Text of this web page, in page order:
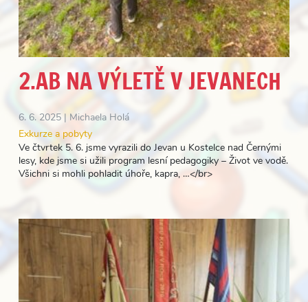
2.AB NA VÝLETĚ V JEVANECH
6. 6. 2025 | Michaela Holá
Exkurze a pobyty
Ve čtvrtek 5. 6. jsme vyrazili do Jevan u Kostelce nad Černými
lesy, kde jsme si užili program lesní pedagogiky – Život ve vodě.
Všichni si mohli pohladit úhoře, kapra, …</br>